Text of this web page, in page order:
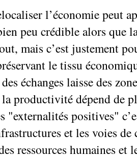
l’économie peut
peu crédible alors que
mais c’est justement
le tissu
échanges laisse des
productivité dépend de
"externalités positives"
et les voies
ressources humaines et